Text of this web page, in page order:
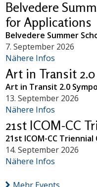
Belvedere
for Applications
Belvedere Summer
7. September 2026
Nähere Infos
Art in Transit
Art in Transit 2.0
13. September 2026
Nähere Infos
21st ICOM-CC
21st ICOM-CC
14. September 2026
Nähere Infos